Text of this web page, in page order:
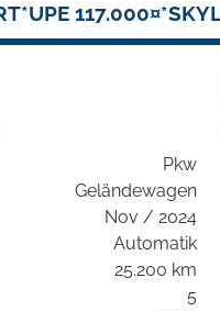
Pkw
Geländewagen
Nov / 2024
Automatik
25.200 km
5